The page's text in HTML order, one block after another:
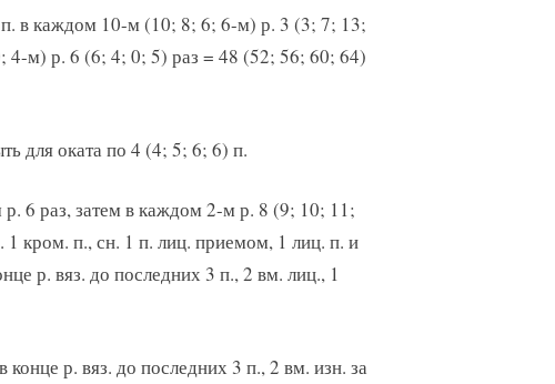
в каждом 10-м (10; 8; 6; 6-м) р. 3 (3; 7; 13;
4-м) р. 6 (6; 4; 0; 5) раз = 48 (52; 56; 60; 64)
для оката по 4 (4; 5; 6; 6) п.
6 раз, затем в каждом 2-м р. 8 (9; 10; 11;
1 кром. п., сн. 1 п. лиц. приемом, 1 лиц. п. и
р. вяз. до последних 3 п., 2 вм. лиц., 1
р. вяз. до последних 3 п., 2 вм. изн. за